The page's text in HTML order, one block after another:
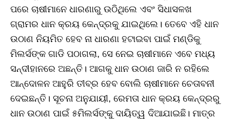
ପରେ ଚାଷୀମାନେ ଧାରଣାରୁ ଉଠିଥିଲେ ଏବଂ ସିଧାସଳଖ
ଗ୍ରାମର ଧାନ କ୍ରୟ କେନ୍ଦ୍ରକୁ ଯାଇଥିଲେ। ତେବେ ଏହି ଧାନ
ଉଠାଣ ନିୟମିତ ହେବ ନା ଧାରଣା ହଟାଇବା ପାଇଁ ମଣ୍ଡିକୁ
ମିଲର୍ସଙ୍କ ଗାଡି ପଠାଗଲା, ସେ ନେଇ ଚାଷୀମାନେ ଏବେ ମଧ୍ୟ
ସନ୍ଦୀହାନରେ ଅଛନ୍ତି। ଆଗକୁ ଧାନ ଉଠାଣ ଜାରି ନ ରହିଲେ
ଆନ୍ଦୋଳନ ଆହୁରି ତୀବ୍ର ହେବ ବୋଲି ଚାଷୀମାନେ ଚେତାବନୀ
ଦେଇଛନ୍ତି। ସୂଚନା ଅନୁଯାୟୀ, ରେମତା ଧାନ କ୍ରୟ କେନ୍ଦ୍ରରୁ
ଧାନ ଉଠାଣ ପାଇଁ ୫ମିଲର୍ସଙ୍କୁ ଦାୟିତ୍ୱ ଦିଆଯାଇଛି। ମାତ୍ର